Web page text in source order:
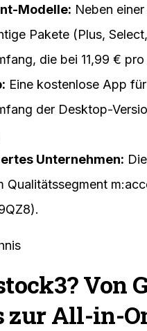
Modelle: Neben
Pakete (Plus,
die bei 11,99 €
Eine kostenlose App
der Desktop-
Unternehmen:
Qualitätssegment
Von
zur All-in-